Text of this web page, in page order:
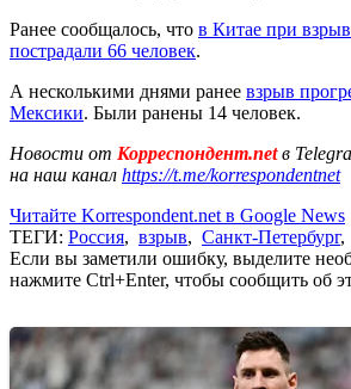
Ранее сообщалось, что в Китае при
пострадали 66 человек.
А несколькими днями ранее взрыв
Мексики. Были ранены 14 человек.
Новости от Корреспондент.netв
на наш канал https://t.me/korrespondentnet
Читайте Korrespondent.net в Google News
ТЕГИ: Россия, взрыв, Санкт-Петербург,
Если вы заметили ошибку, выделите
нажмите Ctrl+Enter, чтобы сообщить об